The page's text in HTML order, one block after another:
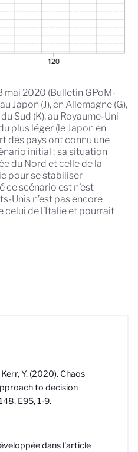
2020 (Bulletin GPoM-
Japon (J), en Allemagne (G),
Sud (K), au Royaume-Uni
plus léger (le Japon en
des pays ont connu une
initial ; sa situation
du Nord et celle de la
pour se stabiliser
ce scénario est n’est
Unis n’est pas encore
de l’Italie et pourrait
Y. (2020). Chaos
to decision
E95, 1-9.
dans l'article